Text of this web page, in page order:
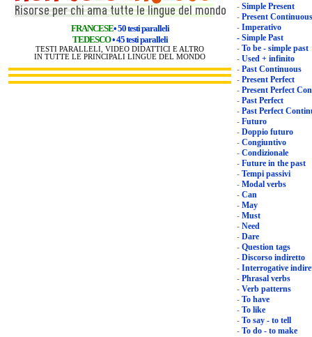
FRANCESE• 50 testi paralleli
TEDESCO• 45 testi paralleli
TESTI PARALLELI, VIDEO DIDATTICI E ALTRO
IN TUTTE LE PRINCIPALI LINGUE DEL MONDO
- Simple Present
- Present Continuous
- Imperativo
- Simple Past
- To be - simple past
- Used + infinito
- Past Continuous
- Present Perfect
-
Present
- Past Perfect
-
Past Perfect
- Futuro
- Doppio futuro
- Congiuntivo
- Condizionale
- Future in the past
- Tempi passivi
- Modal verbs
- Can
- May
- Must
- Need
- Dare
- Question tags
- Discorso indiretto
-
Interrogative
- Phrasal verbs
- Verb patterns
- To have
- To like
- To say - to tell
- To do - to make